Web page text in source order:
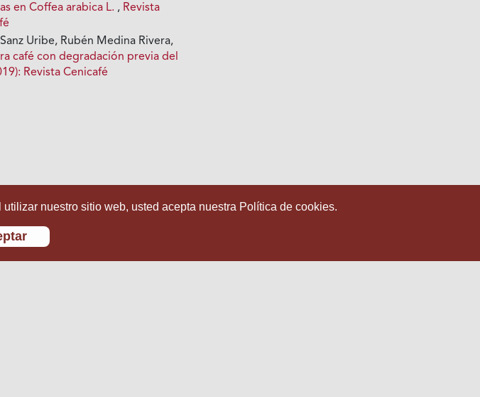
en Coffea arabica L. , Revista
Uribe, Rubén Medina Rivera,
café con degradación previa del
Revista Cenicafé
nuestro sitio web, usted acepta nuestra Política de cookies.